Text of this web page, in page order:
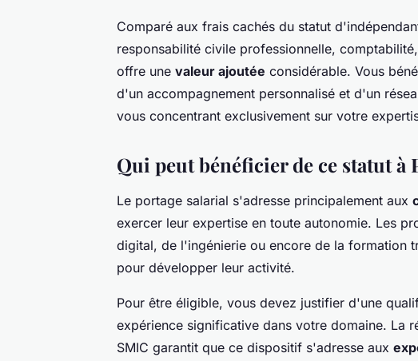
Comparé aux frais cachés du statut
responsabilité civile professionnelle,
offre une valeur ajoutée considérable. Vous
d'un accompagnement personnalisé et d'un
vous concentrant exclusivement sur votre
Qui peut bénéficier de ce statut à
Le portage salarial s'adresse principalement aux
exercer leur expertise en toute autonomie. Les
digital, de l'ingénierie ou encore de la formation
pour développer leur activité.
Pour être éligible, vous devez justifier d'une
expérience significative dans votre domaine. La
SMIC garantit que ce dispositif s'adresse aux